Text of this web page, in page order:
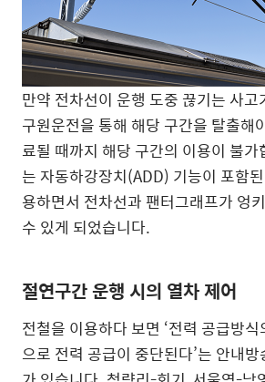
만약 전차선이 운행 도중 끊기는 사
구원운전을 통해 해당 구간을 탈출해
료될 때까지 해당 구간의 이용이 불가
는 자동하강장치(ADD) 기능이 포함
용하면서 전차선과 팬터그래프가 엉
수 있게 되었습니다.
절연구간 운행 시의 열차 제어
전철을 이용하다 보면 ‘전력 공급방
으로 전력 공급이 중단된다’는 안내